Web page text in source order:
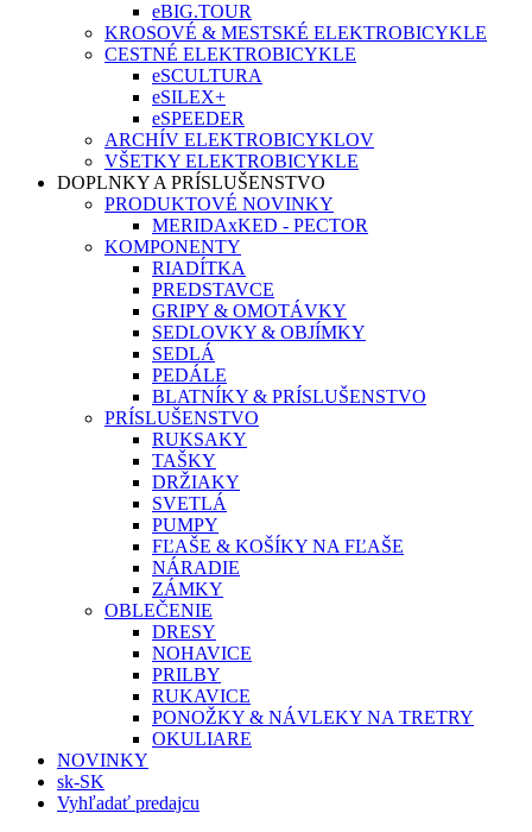
eBIG.TOUR
KROSOVÉ & MESTSKÉ ELEKTROBICYKLE
CESTNÉ ELEKTROBICYKLE
eSCULTURA
eSILEX+
eSPEEDER
ARCHÍV ELEKTROBICYKLOV
VŠETKY ELEKTROBICYKLE
DOPLNKY A PRÍSLUŠENSTVO
PRODUKTOVÉ NOVINKY
MERIDAxKED - PECTOR
KOMPONENTY
RIADÍTKA
PREDSTAVCE
GRIPY & OMOTÁVKY
SEDLOVKY & OBJÍMKY
SEDLÁ
PEDÁLE
BLATNÍKY & PRÍSLUŠENSTVO
PRÍSLUŠENSTVO
RUKSAKY
TAŠKY
DRŽIAKY
SVETLÁ
PUMPY
FĽAŠE & KOŠÍKY NA FĽAŠE
NÁRADIE
ZÁMKY
OBLEČENIE
DRESY
NOHAVICE
PRILBY
RUKAVICE
PONOŽKY & NÁVLEKY NA TRETRY
OKULIARE
NOVINKY
sk-SK
Vyhľadať predajcu